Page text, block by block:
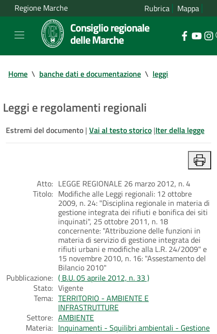
Regione Marche Rubrica Mappa
Consiglio regionale
delle Marche
Home \ banche dati e documentazione \ leggi
Leggi e regolamenti regionali
Estremi del documento | Vai al testo storico |Iter della legge
Atto: LEGGE REGIONALE 26 marzo 2012, n. 4
Titolo: Modifiche alle Leggi regionali: 12 ottobre
2009, n. 24: "Disciplina regionale in materia di
gestione integrata dei rifiuti e bonifica dei siti
inquinati", 25 ottobre 2011, n. 18
concernente: "Attribuzione delle funzioni in
materia di servizio di gestione integrata dei
rifiuti urbani e modifiche alla L.R. 24/2009" e
15 novembre 2010, n. 16: "Assestamento del
Bilancio 2010"
Pubblicazione: ( B.U. 05 aprile 2012, n. 33 )
Stato: Vigente
Tema: TERRITORIO - AMBIENTE E
INFRASTRUTTURE
Settore: AMBIENTE
Materia: Inquinamenti - Squilibri ambientali - Gestione